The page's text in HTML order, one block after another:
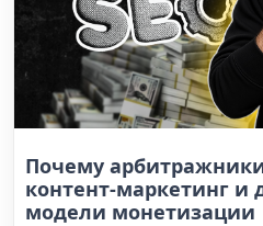
Почему арбитражники
контент-маркетинг и
модели монетизации